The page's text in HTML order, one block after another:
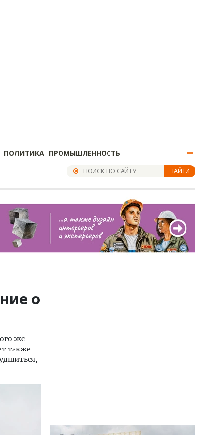
ПОЛИТИКА ПРОМЫШЛЕННОСТЬ
НАЙТИ
о
экс-
также